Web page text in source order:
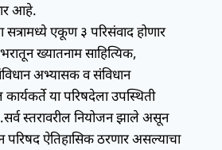
आहे.
सत्रामध्ये एकूण ३ परिसंवाद होणार
ख्यातनाम साहित्यिक,
अभ्यासक व संविधान
या परिषदेला उपस्थिती
स्तरावरील नियोजन झाले असून
परिषद ऐतिहासिक ठरणार असल्याचा